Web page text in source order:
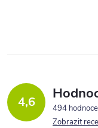
4,6
494
Zobrazit